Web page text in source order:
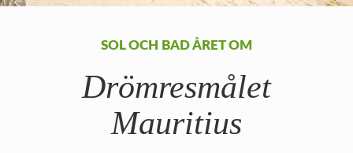
SOL OCH BAD ÅRET OM
Drömresmålet
Mauritius